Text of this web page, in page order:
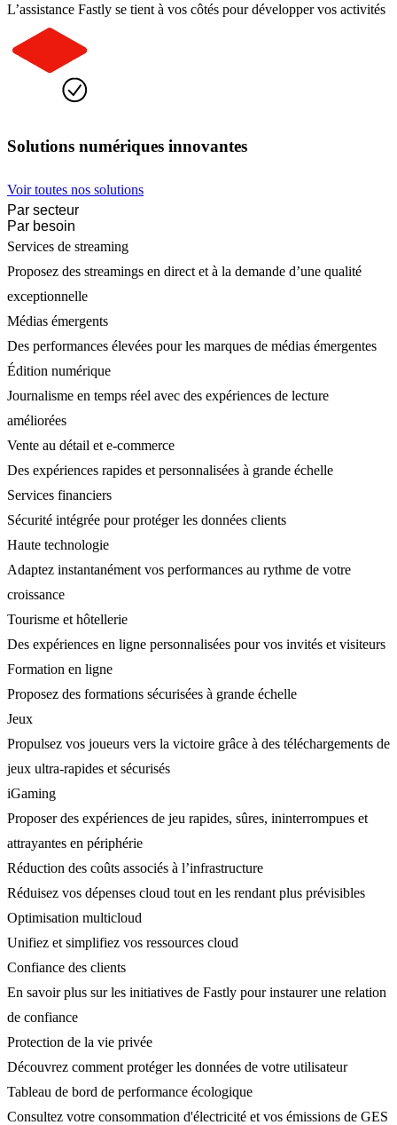
L’assistance Fastly se tient à vos côtés pour développer vos activités
Solutions numériques innovantes
Voir toutes nos solutions
Par secteur
Par besoin
Services de streaming
Proposez des streamings en direct et à la demande d’une qualité
exceptionnelle
Médias émergents
Des performances élevées pour les marques de médias émergentes
Édition numérique
Journalisme en temps réel avec des expériences de lecture
améliorées
Vente au détail et e-commerce
Des expériences rapides et personnalisées à grande échelle
Services financiers
Sécurité intégrée pour protéger les données clients
Haute technologie
Adaptez instantanément vos performances au rythme de votre
croissance
Tourisme et hôtellerie
Des expériences en ligne personnalisées pour vos invités et visiteurs
Formation en ligne
Proposez des formations sécurisées à grande échelle
Jeux
Propulsez vos joueurs vers la victoire grâce à des téléchargements de
jeux ultra-rapides et sécurisés
iGaming
Proposer des expériences de jeu rapides, sûres, ininterrompues et
attrayantes en périphérie
Réduction des coûts associés à l’infrastructure
Réduisez vos dépenses cloud tout en les rendant plus prévisibles
Optimisation multicloud
Unifiez et simplifiez vos ressources cloud
Confiance des clients
En savoir plus sur les initiatives de Fastly pour instaurer une relation
de confiance
Protection de la vie privée
Découvrez comment protéger les données de votre utilisateur
Tableau de bord de performance écologique
Consultez votre consommation d'électricité et vos émissions de GES